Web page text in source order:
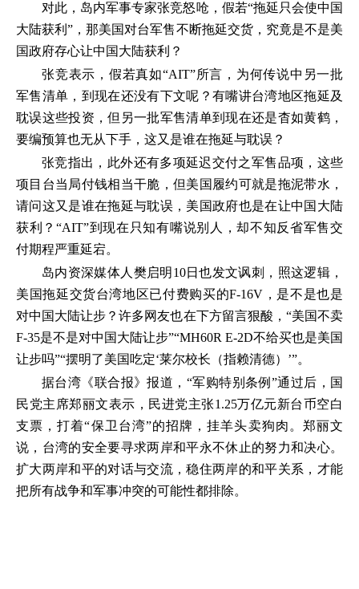
对此，岛内军事专家张竞怒呛，假若“拖延只会使中国
大陆获利”，那美国对台军售不断拖延交货，究竟是不是美
国政府存心让中国大陆获利？
张竞表示，假若真如“AIT”所言，为何传说中另一批
军售清单，到现在还没有下文呢？有嘴讲台湾地区拖延及
耽误这些投资，但另一批军售清单到现在还是杳如黄鹤，
要编预算也无从下手，这又是谁在拖延与耽误？
张竞指出，此外还有多项延迟交付之军售品项，这些
项目台当局付钱相当干脆，但美国履约可就是拖泥带水，
请问这又是谁在拖延与耽误，美国政府也是在让中国大陆
获利？“AIT”到现在只知有嘴说别人，却不知反省军售交
付期程严重延宕。
岛内资深媒体人樊启明10日也发文讽刺，照这逻辑，
美国拖延交货台湾地区已付费购买的F-16V，是不是也是
对中国大陆让步？许多网友也在下方留言狠酸，“美国不卖
F-35是不是对中国大陆让步”“MH60R E-2D不给买也是美国
让步吗”“摆明了美国吃定‘莱尔校长（指赖清德）’”。
据台湾《联合报》报道，“军购特别条例”通过后，国
民党主席郑丽文表示，民进党主张1.25万亿元新台币空白
支票，打着“保卫台湾”的招牌，挂羊头卖狗肉。郑丽文
说，台湾的安全要寻求两岸和平永不休止的努力和决心。
扩大两岸和平的对话与交流，稳住两岸的和平关系，才能
把所有战争和军事冲突的可能性都排除。